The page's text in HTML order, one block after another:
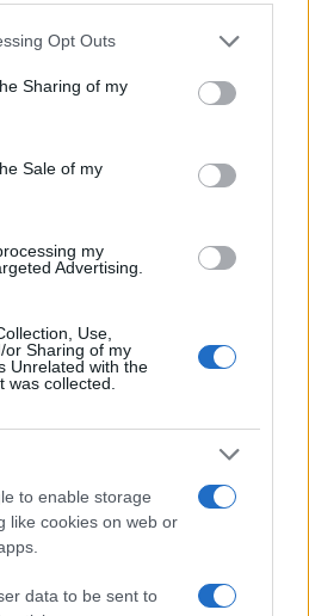
app uses one or more Google
behaviour. You may click to
and its third-party tags to
purposes in below Google
Opt Outs
Sharing of my
Sale of my
my
Advertising.
Use,
or Sharing of my
Unrelated with the
was collected.
to enable storage
like cookies on web or
data to be sent to